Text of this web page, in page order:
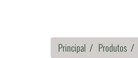
Principal Produtos